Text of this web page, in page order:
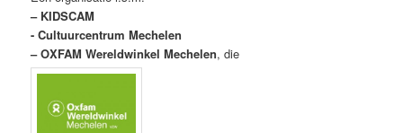
– KIDSCAM
- Cultuurcentrum Mechelen
– OXFAM Wereldwinkel Mechelen, die